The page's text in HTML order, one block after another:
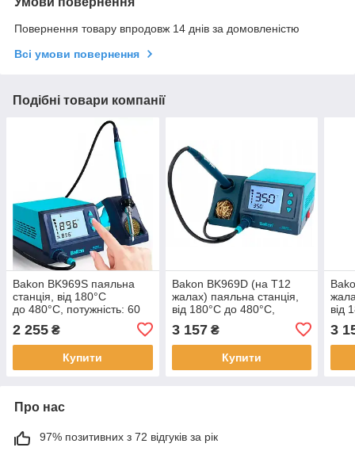
Повернення товару впродовж 14 днів за домовленістю
Всі умови повернення
Подібні товари компанії
Bakon BK969S паяльна
станція, від 180°С
до 480°C, потужність: 60
2 255 ₴
Купити
Bakon BK969D (на T12
жалах) паяльна станція,
від 180°С до 480°C,
3 157₴
Купити
від
3
Про нас
97% позитивних з 72 відгуків за рік